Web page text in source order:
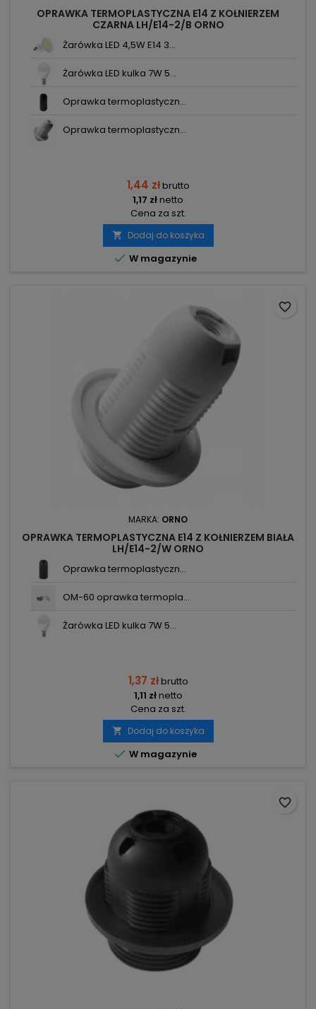
OPRAWKA TERMOPLASTYCZNA E14 Z KOŁNIERZEM
CZARNA LH/E14-2/B ORNO
Żarówka LED 4,5W E14 3...
Żarówka LED kulka 7W 5...
Oprawka termoplastyczn...
Oprawka termoplastyczn...
1,44 złbrutto
1,17 złnetto
Cena za szt.
 Dodaj do koszyka
 W magazynie
MARKA: ORNO
OPRAWKA TERMOPLASTYCZNA E14 Z KOŁNIERZEM BIAŁA
LH/E14-2/W ORNO
Oprawka termoplastyczn...
OM-60 oprawka termopla...
Żarówka LED kulka 7W 5...
1,37 złbrutto
1,11 złnetto
Cena za szt.
 Dodaj do koszyka
 W magazynie
favorite_border
favorite_border